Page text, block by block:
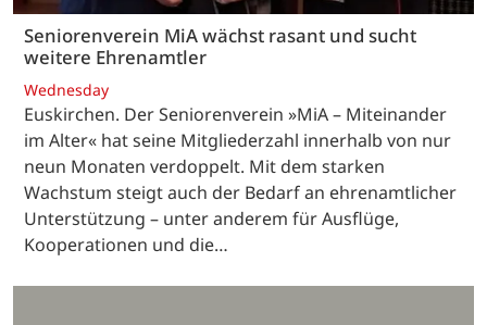
Seniorenverein MiA wächst rasant und sucht
weitere Ehrenamtler
Wednesday
Euskirchen. Der Seniorenverein »MiA – Miteinander
im Alter« hat seine Mitgliederzahl innerhalb von nur
neun Monaten verdoppelt. Mit dem starken
Wachstum steigt auch der Bedarf an ehrenamtlicher
Unterstützung – unter anderem für Ausflüge,
Kooperationen und die…